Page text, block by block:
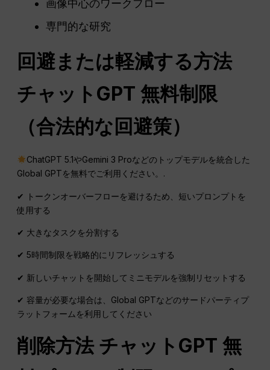
画像中心のワークフロー
専門的な研究
回避または軽減する方法
チャットGPT 無料制限
（合法的な回避策）
ChatGPT 5.1やGemini 3 Proなどのトップモデルを統合した
Global GPTを無料でご利用ください。.
✔ トークンオーバーフローを避けるため、短いプロンプトを
使用する
✔ 大きなタスクを分割する
✔ 5時間制限を戦略的にリフレッシュする
✔ 新しいチャットを開始してミニモデルを強制リセットする
✔ 容量が必要な場合は、Global GPTなどのサードパーティプ
ラットフォームを利用してください
削除方法 チャットGPT 無